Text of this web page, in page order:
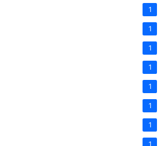
1
1
1
1
1
1
1
1